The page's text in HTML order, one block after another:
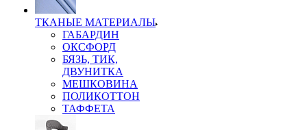
ТКАНЫЕ МАТЕРИАЛЫ
ГАБАРДИН
ОКСФОРД
БЯЗЬ, ТИК,
ДВУНИТКА
МЕШКОВИНА
ПОЛИКОТТОН
ТАФФЕТА